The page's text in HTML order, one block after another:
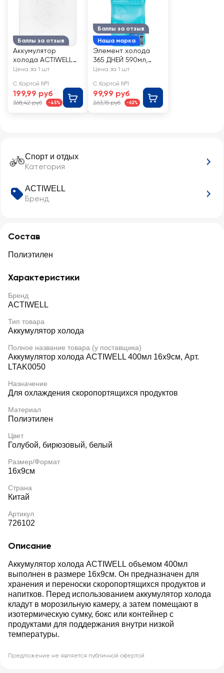
Спорт и отдых
Категория
ACTIWELL
Бренд
Состав
Полиэтилен
Характеристики
Бренд
ACTIWELL
Тип товара
Аккумулятор холода
Полное название товара (у поставщика)
Аккумулятор холода ACTIWELL 400мл 16х9см, Арт.
LTAK0050
Назначение
Для охлаждения скоропортящихся продуктов
Материал
Полиэтилен
Цвет
Голубой, бирюзовый, белый
Размер/Формат
16х9см
Страна
Китай
Артикул
726102
Описание
Аккумулятор холода ACTIWELL объемом 400мл
выполнен в размере 16х9см. Он предназначен для
хранения и переноски скоропортящихся продуктов и
напитков. Перед использованием аккумулятор холода
кладут в морозильную камеру, а затем помещают в
изотермическую сумку, бокс или контейнер с
продуктами для поддержания внутри низкой
температуры.
Предложение не является публичной офертой
Баллы за отзыв
Аккумулятор
холода ACTIWELL
800мл 32х25см,
Цена за 1 шт
С Картой №1
199,99 руб
368,42 руб -45%
Баллы за отзыв
Наша марка
Элемент холода
365 ДНЕЙ 590мл,
Арт. GV8816-52
Цена за 1 шт
С Картой №1
99,99 руб
263,15 руб -62%